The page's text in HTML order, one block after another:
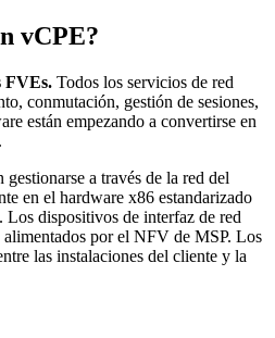
vCPE?
FVEs. Todos los servicios de red
conmutación, gestión de sesiones,
están empezando a convertirse en
a través de la red del
en el hardware x86 estandarizado
dispositivos de interfaz de red
por el NFV de MSP. Los
las instalaciones del cliente y la